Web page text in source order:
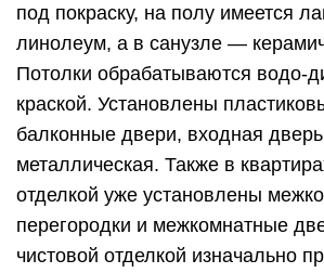
под покраску, на полу имеется
линолеум, а в санузле —
Потолки обрабатываются водо-
краской. Установлены
балконные двери, входная
металлическая. Также в
отделкой уже установлены
перегородки и межкомнатные
чистовой отделкой изначально